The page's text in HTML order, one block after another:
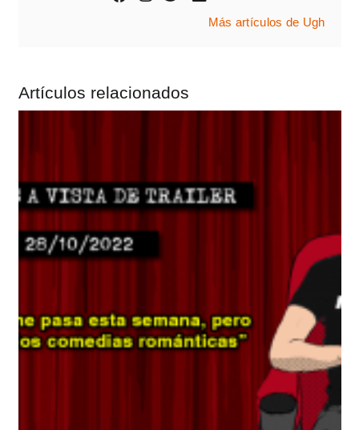
Más artículos de Ugh
Artículos relacionados